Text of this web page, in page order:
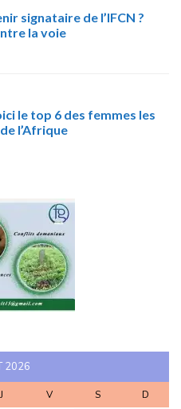
signataire de l’IFCN ?
la voie
le top 6 des femmes les
l’Afrique
2026
J V S D